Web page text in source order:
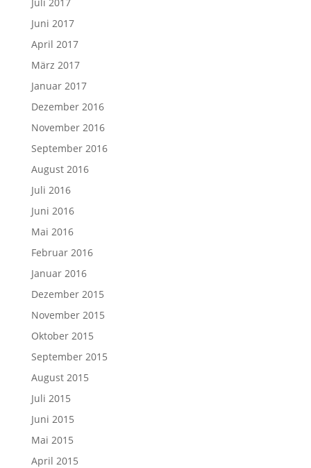
Juni 2017
April 2017
März 2017
Januar 2017
Dezember 2016
November 2016
September 2016
August 2016
Juli 2016
Juni 2016
Mai 2016
Februar 2016
Januar 2016
Dezember 2015
November 2015
Oktober 2015
September 2015
August 2015
Juli 2015
Juni 2015
Mai 2015
April 2015